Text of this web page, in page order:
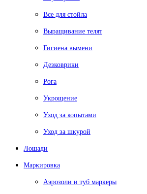
Все для стойла
Выращивание телят
Гигиена вымени
Дезковрики
Рога
Укрощение
Уход за копытами
Уход за шкурой
Лошади
Маркировка
Аэрозоли и туб маркеры